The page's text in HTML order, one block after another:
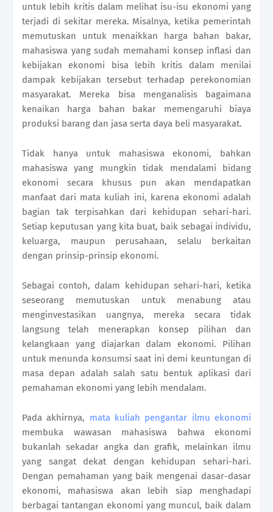
untuk lebih kritis dalam melihat isu-isu ekonomi yang
terjadi di sekitar mereka. Misalnya, ketika pemerintah
memutuskan untuk menaikkan harga bahan bakar,
mahasiswa yang sudah memahami konsep inflasi dan
kebijakan ekonomi bisa lebih kritis dalam menilai
dampak kebijakan tersebut terhadap perekonomian
masyarakat. Mereka bisa menganalisis bagaimana
kenaikan harga bahan bakar memengaruhi biaya
produksi barang dan jasa serta daya beli masyarakat.
Tidak hanya untuk mahasiswa ekonomi, bahkan
mahasiswa yang mungkin tidak mendalami bidang
ekonomi secara khusus pun akan mendapatkan
manfaat dari mata kuliah ini, karena ekonomi adalah
bagian tak terpisahkan dari kehidupan sehari-hari.
Setiap keputusan yang kita buat, baik sebagai individu,
keluarga, maupun perusahaan, selalu berkaitan
dengan prinsip-prinsip ekonomi.
Sebagai contoh, dalam kehidupan sehari-hari, ketika
seseorang memutuskan untuk menabung atau
menginvestasikan uangnya, mereka secara tidak
langsung telah menerapkan konsep pilihan dan
kelangkaan yang diajarkan dalam ekonomi. Pilihan
untuk menunda konsumsi saat ini demi keuntungan di
masa depan adalah salah satu bentuk aplikasi dari
pemahaman ekonomi yang lebih mendalam.
Pada akhirnya, mata kuliah pengantar ilmu ekonomi
membuka wawasan mahasiswa bahwa ekonomi
bukanlah sekadar angka dan grafik, melainkan ilmu
yang sangat dekat dengan kehidupan sehari-hari.
Dengan pemahaman yang baik mengenai dasar-dasar
ekonomi, mahasiswa akan lebih siap menghadapi
berbagai tantangan ekonomi yang muncul, baik dalam